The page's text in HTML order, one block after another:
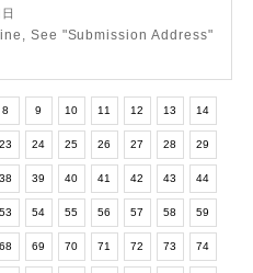
See "Submission Address"
8 9 10 11 12 13 14
23 24 25 26 27 28 29
38 39 40 41 42 43 44
53 54 55 56 57 58 59
68 69 70 71 72 73 74